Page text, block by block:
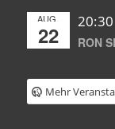
AUG.
22
20:30
RON
Mehr